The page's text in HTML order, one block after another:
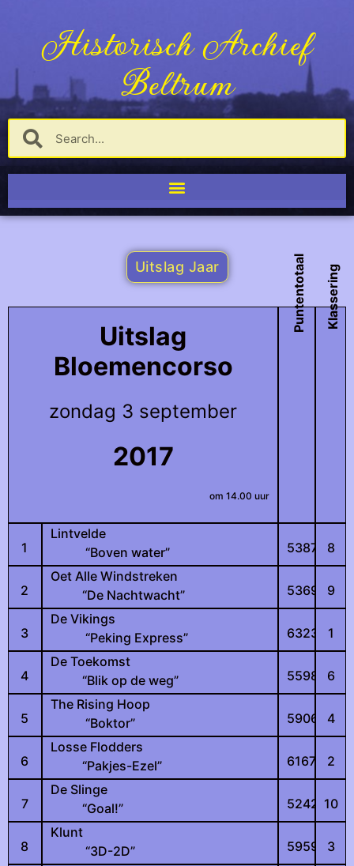
Historisch Archief
Beltrum
Uitslag Jaar
Uitslag
Bloemencorso
zondag 3 september
2017
om 14.00 uur
Puntentotaal Klassering
1
Lintvelde
“Boven water”
5387 8
2
Oet Alle Windstreken
“De Nachtwacht”
5369 9
3
De Vikings
“Peking Express”
6323 1
4
De Toekomst
“Blik op de weg”
5598 6
5
The Rising Hoop
“Boktor”
5906 4
6
Losse Flodders
“Pakjes-Ezel”
6167 2
7
De Slinge
“Goal!”
5242 10
8
Klunt
“3D-2D”
5959 3